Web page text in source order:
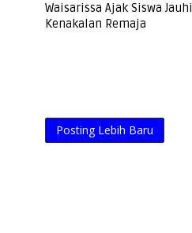
Waisarissa Ajak Siswa Jauhi
Kenakalan Remaja
Posting Lebih Baru